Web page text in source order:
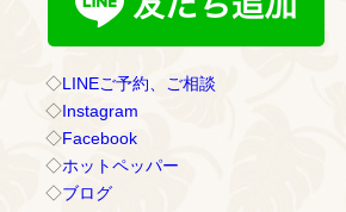
◇LINEご予約、ご相談
◇Instagram
◇Facebook
◇ホットペッパー
◇ブログ